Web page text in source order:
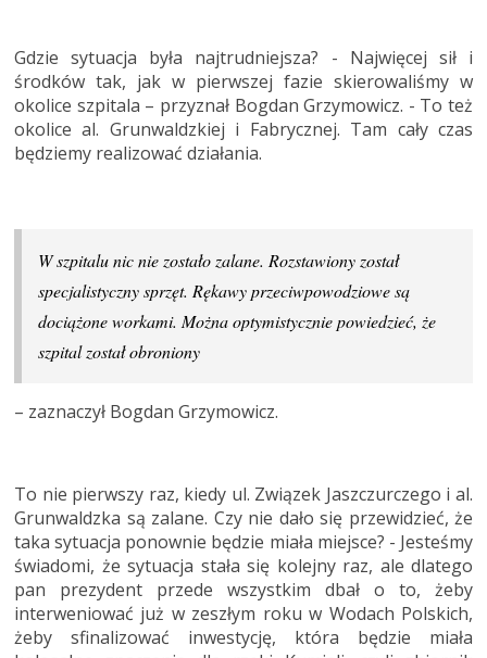
Gdzie sytuacja była najtrudniejsza? - Najwięcej sił i
środków tak, jak w pierwszej fazie skierowaliśmy w
okolice szpitala – przyznał Bogdan Grzymowicz. - To też
okolice al. Grunwaldzkiej i Fabrycznej. Tam cały czas
będziemy realizować działania.
W szpitalu nic nie zostało zalane. Rozstawiony został
specjalistyczny sprzęt. Rękawy przeciwpowodziowe są
dociążone workami. Można optymistycznie powiedzieć, że
szpital został obroniony
– zaznaczył Bogdan Grzymowicz.
To nie pierwszy raz, kiedy ul. Związek Jaszczurczego i al.
Grunwaldzka są zalane. Czy nie dało się przewidzieć, że
taka sytuacja ponownie będzie miała miejsce? - Jesteśmy
świadomi, że sytuacja stała się kolejny raz, ale dlatego
pan prezydent przede wszystkim dbał o to, żeby
interweniować już w zeszłym roku w Wodach Polskich,
żeby sfinalizować inwestycję, która będzie miała